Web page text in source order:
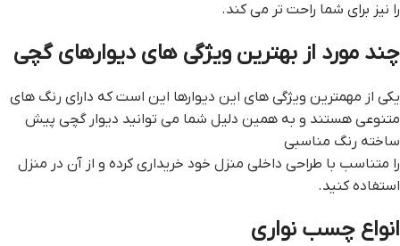
را نیز برای شما راحت تر می کند.
چند مورد از بهترین ویژگی های دیوارهای گچی
یکی از مهمترین ویژگی های این دیوارها این است که دارای رنگ های
متنوعی هستند و به همین دلیل شما می توانید ديوار گچي پيش
ساخته رنگ مناسبی
را متناسب با طراحی داخلی منزل خود خریداری کرده و از آن در منزل
استفاده کنید.
انواع چسب نواري